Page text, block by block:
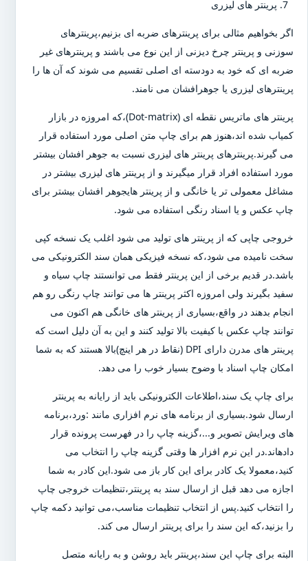
پرینتر های لیزری
اگر بخواهیم مثالی برای پرینترهای ضربه ای بزنیم،پرینترهای
سوزنی و پرینتر چرخ دیزنی از این نوع می باشند و پرینترهای غیر
ضربه ای که خود به دودسته ای اصلی تقسیم می شوند که آن ها را
پرینترهای لیزری یا جوهرافشان می نامند.
پرینتر های ماتریس نقطه ای (Dot-matrix)،که امروزه در بازار
کمیاب شده اند،هنوز هم برای چاپ متن اصلی مورد استفاده قرار
می گیرند.پرینترهای پرینتر های لیزری نسبت به جوهر افشان بیشتر
مورد استفاده افراد قرار میگیرند و از پرینتر های لیزری بیشتر در
مشاغل معمولی تر یا خانگی و از پرینتر هایجوهر افشان بیشتر برای
چاپ عکس و یا اسناد رنگی استفاده می شود.
خروجی چاپی که از پرینتر های تولید می شود اغلب یک نسخه کپی
سخت نامیده می شود،که نسخه فیزیکی همان سند الکترونیکی می
باشد.در قدیم برخی از این پرینتر فقط می توانستند چاپ سیاه و
سفید بگیرند ولی امروزه اکثر پرینتر ها می توانند چاپ رنگی رو هم
انجام بدهند در واقع،بسیاری از پرینتر های خانگی هم اکنون می
توانند چاپ عکس با کیفیت بالا تولید کنند و این به آن دلیل است که
پرینتر های مدرن دارای DPI (نقاط در هر اینچ)بالا هستند که به شما
امکان چاپ اسناد با وضوح بسیار خوب را می دهد.
برای چاپ یک سند،اطلاعات الکترونیکی باید از رایانه به پرینتر
ارسال شود.بسیاری از برنامه های نرم افزاری مانند :ورد،برنامه
های ویرایش تصویر و...،گزینه چاپ را در فهرست پرونده قرار
دادهاند.در این نرم افزار ها وقتی گزینه چاپ را انتخاب می
کنید،معمولا یک کادر برای این کار باز می شود.این کادر به شما
اجازه می دهد قبل از ارسال سند به پرینتر،تنظیمات خروجی چاپ
را انتخاب کنید.پس از انتخاب تنظیمات مناسب،می توانید دکمه چاپ
را بزنید،که این سند را برای پرینتر ارسال می کند.
البته برای چاپ این سند،پرینتر باید روشن و به رایانه متصل